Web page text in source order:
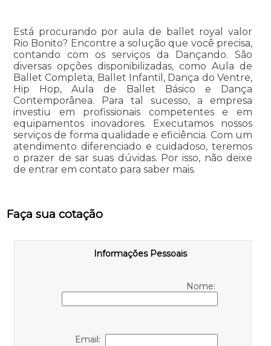
Está procurando por aula de ballet royal valor
Rio Bonito? Encontre a solução que você precisa,
contando com os serviços da Dançando. São
diversas opções disponibilizadas, como Aula de
Ballet Completa, Ballet Infantil, Dança do Ventre,
Hip Hop, Aula de Ballet Básico e Dança
Contemporânea. Para tal sucesso, a empresa
investiu em profissionais competentes e em
equipamentos inovadores. Executamos nossos
serviços de forma qualidade e eficiência. Com um
atendimento diferenciado e cuidadoso, teremos
o prazer de sar suas dúvidas. Por isso, não deixe
de entrar em contato para saber mais.
Faça sua cotação
Informações Pessoais
Nome:
Email: